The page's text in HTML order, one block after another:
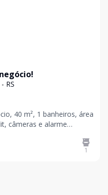
RS
40 m², 1 banheiros, área
câmeras e alarme
localizado em dos
1